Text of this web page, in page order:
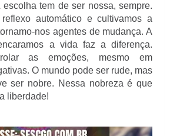
escolha tem de ser nossa, sempre.
automático e cultivamos a
nos agentes de mudança. A
a vida faz a diferença.
as emoções, mesmo em
O mundo pode ser rude, mas
ser nobre. Nessa nobreza é que
liberdade!